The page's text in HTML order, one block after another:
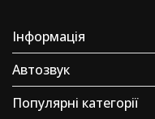
Інформація
Автозвук
Популярні категорії